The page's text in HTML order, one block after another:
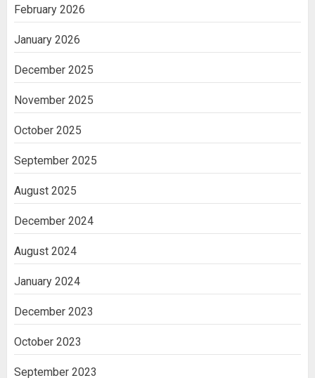
February 2026
January 2026
December 2025
November 2025
October 2025
September 2025
August 2025
December 2024
August 2024
January 2024
December 2023
October 2023
September 2023